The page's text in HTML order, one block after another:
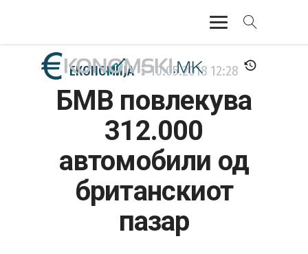
АКТУЕЛНО
ЕКОНОМИЈА
ФИНАНСИИ
БАНКАРСТВО
ЖИВОТ
ЕКОНОМИЈА 10.05.2018 12:28
БМВ повлекува
312.000
автомобили од
британскиот
пазар